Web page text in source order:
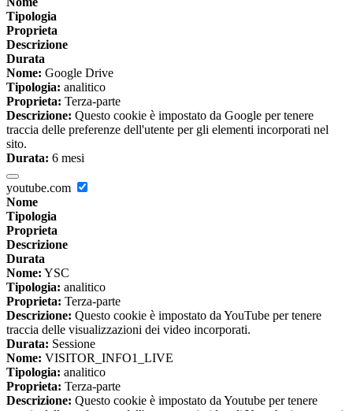
Tipologia
Proprieta
Descrizione
Durata
Nome: Google Drive
Tipologia: analitico
Proprieta: Terza-parte
Descrizione: Questo cookie è impostato da Google per tenere
traccia delle preferenze dell'utente per gli elementi incorporati nel
sito.
Durata: 6 mesi
youtube.com
Nome
Tipologia
Proprieta
Descrizione
Durata
Nome: YSC
Tipologia: analitico
Proprieta: Terza-parte
Descrizione: Questo cookie è impostato da YouTube per tenere
traccia delle visualizzazioni dei video incorporati.
Durata: Sessione
Nome: VISITOR_INFO1_LIVE
Tipologia: analitico
Proprieta: Terza-parte
Descrizione: Questo cookie è impostato da Youtube per tenere